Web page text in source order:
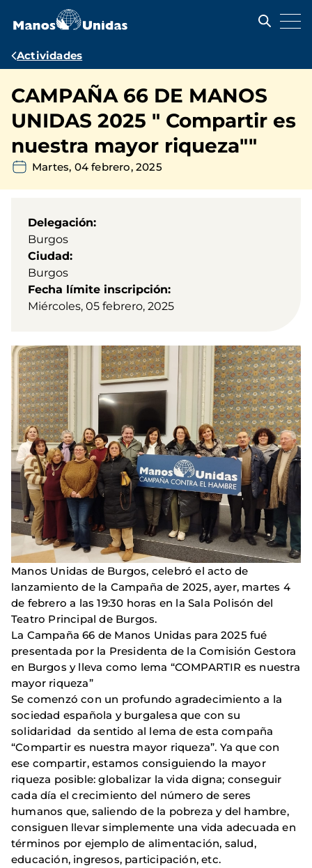
contenido
Ruta
navegación
Actividades
CAMPAÑA 66 DE MANOS
UNIDAS 2025 " Compartir es
nuestra mayor riqueza""
Martes, 04 febrero, 2025
Delegación
Burgos
Ciudad
Burgos
Fecha límite inscripción
Miércoles, 05 febrero, 2025
Manos Unidas de Burgos, celebró el acto de
lanzamiento de la Campaña de 2025, ayer, martes 4
de febrero a las 19:30 horas en la Sala Polisón del
Teatro Principal de Burgos.
La Campaña 66 de Manos Unidas para 2025 fué
presentada por la Presidenta de la Comisión Gestora
en Burgos y lleva como lema “COMPARTIR es nuestra
mayor riqueza”
Se comenzó con un profundo agradecimiento a la
sociedad española y burgalesa que con su
solidaridad da sentido al lema de esta compaña
“Compartir es nuestra mayor riqueza”. Ya que con
ese compartir, estamos consiguiendo la mayor
riqueza posible: globalizar la vida digna; conseguir
cada día el crecimiento del número de seres
humanos que, saliendo de la pobreza y del hambre,
consiguen llevar simplemente una vida adecuada en
términos por ejemplo de alimentación, salud,
educación, ingresos, participación, etc.